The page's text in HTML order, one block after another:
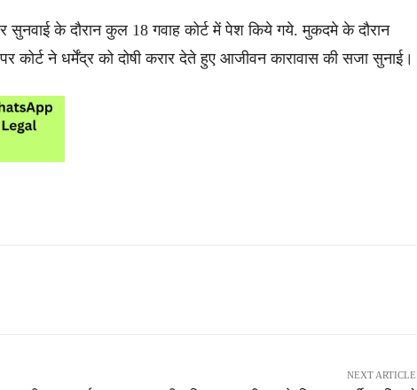
सुनवाई के दौरान कुल 18 गवाह कोर्ट में पेश किये गये. मुकदमे के दौरान
कोर्ट ने धर्मेंद्र को दोषी करार देते हुए आजीवन कारावास की सजा सुनाई।
NEXT ARTICLE